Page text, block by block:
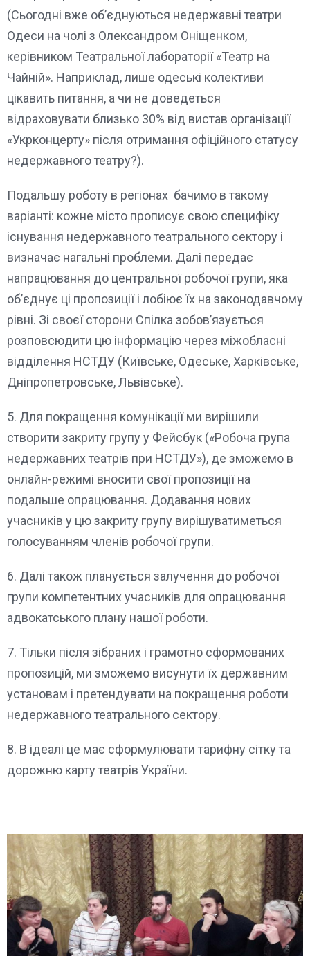
(Сьогодні вже об’єднуються недержавні театри
Одеси на чолі з Олександром Оніщенком,
керівником Театральної лабораторії «Театр на
Чайній». Наприклад, лише одеські колективи
цікавить питання, а чи не доведеться
відраховувати близько 30% від вистав організації
«Укрконцерту» після отримання офіційного статусу
недержавного театру?).
Подальшу роботу в регіонах бачимо в такому
варіанті: кожне місто прописує свою специфіку
існування недержавного театрального сектору і
визначає нагальні проблеми. Далі передає
напрацювання до центральної робочої групи, яка
об’єднує ці пропозиції і лобіює їх на законодавчому
рівні. Зі своєї сторони Спілка зобов’язується
розповсюдити цю інформацію через міжобласні
відділення НСТДУ (Київське, Одеське, Харківське,
Дніпропетровське, Львівське).
5. Для покращення комунікації ми вирішили
створити закриту групу у Фейсбук («Робоча група
недержавних театрів при НСТДУ»), де зможемо в
онлайн-режимі вносити свої пропозиції на
подальше опрацювання. Додавання нових
учасників у цю закриту групу вирішуватиметься
голосуванням членів робочої групи.
6. Далі також планується залучення до робочої
групи компетентних учасників для опрацювання
адвокатського плану нашої роботи.
7. Тільки після зібраних і грамотно сформованих
пропозицій, ми зможемо висунути їх державним
установам і претендувати на покращення роботи
недержавного театрального сектору.
8. В ідеалі це має сформулювати тарифну сітку та
дорожню карту театрів України.